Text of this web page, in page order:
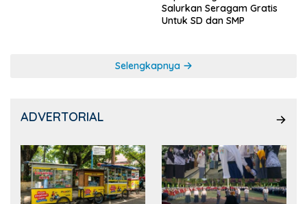
Salurkan Seragam Gratis
Untuk SD dan SMP
Selengkapnya
ADVERTORIAL